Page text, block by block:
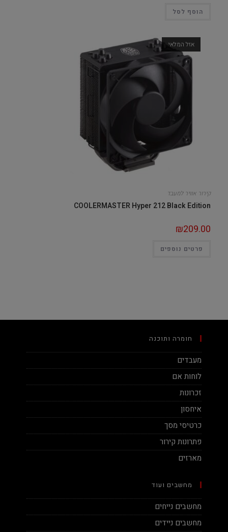
הוסף לסל
אזל המלאי
קירור אוויר למעבד
COOLERMASTER Hyper 212 Black Edition
₪209.00
פרטים נוספים
חומרה ותוכנה
מעבדים
לוחות אם
זכרונות
איחסון
כרטיסי מסך
פתרונות קירור
מארזים
מחשבים ועוד
מחשבים נייחים
מחשבים ניידים